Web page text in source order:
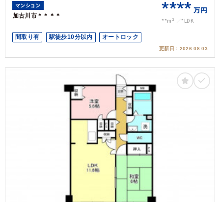
マンション
加古川市＊＊＊＊ **** 万円
**m² *LDK
間取り有 駅徒歩10分以内 オートロック
更新日： 2026.08.03